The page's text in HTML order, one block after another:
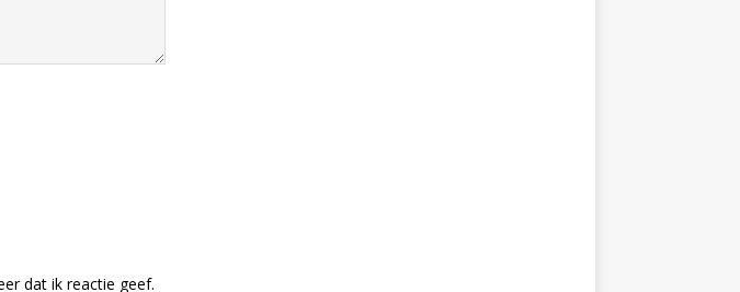
dat ik reactie geef.